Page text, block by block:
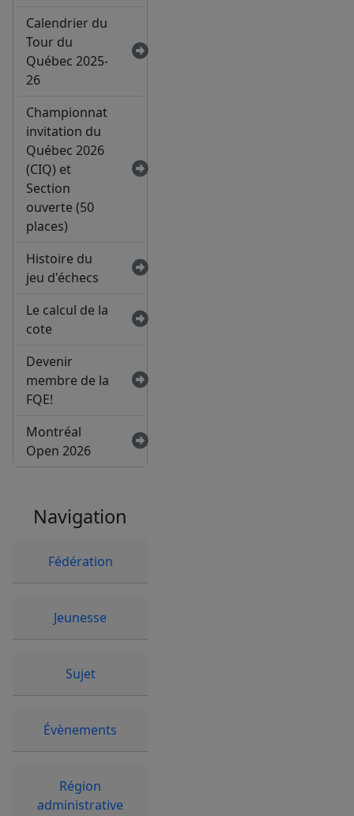
Calendrier du
Tour du
Québec 2025-
26
Championnat
invitation du
Québec 2026
(CIQ) et
Section
ouverte (50
places)
Histoire du
jeu d'échecs
Le calcul de la
cote
Devenir
membre de la
FQE!
Montréal
Open 2026
Navigation
Fédération
Jeunesse
Sujet
Évènements
Région
administrative